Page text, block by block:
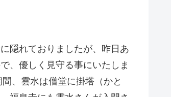
隠れておりましたが、昨日あ
、優しく見守る事にいたしま
、雲水は僧堂に掛塔（かと